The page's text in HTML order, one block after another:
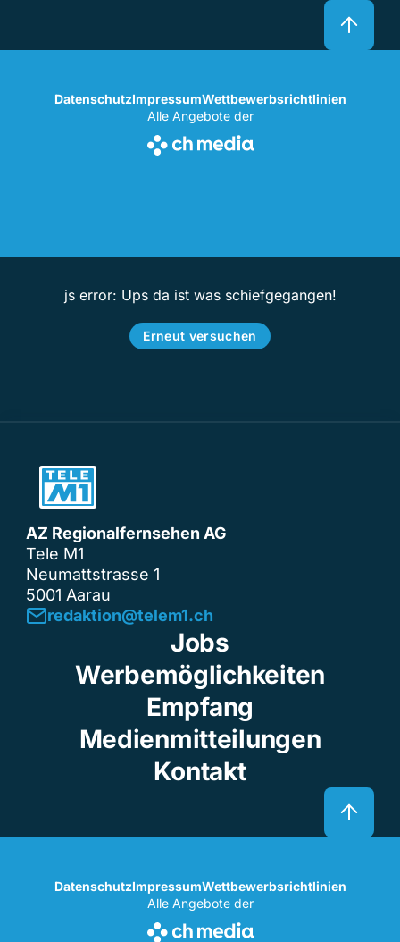
DatenschutzImpressumWettbewerbsrichtlinien
Alle Angebote der
js error: Ups da ist was schiefgegangen!
Erneut versuchen
AZ Regionalfernsehen AG
Tele M1
Neumattstrasse 1
5001 Aarau
redaktion@telem1.ch
Jobs
Werbemöglichkeiten
Empfang
Medienmitteilungen
Kontakt
DatenschutzImpressumWettbewerbsrichtlinien
Alle Angebote der